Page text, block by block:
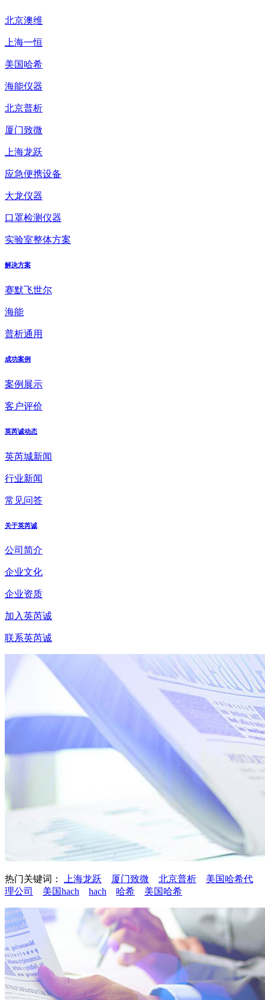
北京澳维
上海一恒
美国哈希
海能仪器
北京普析
厦门致微
上海龙跃
应急便携设备
大龙仪器
口罩检测仪器
实验室整体方案
解决方案
赛默飞世尔
海能
普析通用
成功案例
案例展示
客户评价
英芮诚动态
英芮城新闻
行业新闻
常见问答
关于英芮诚
公司简介
企业文化
企业资质
加入英芮诚
联系英芮诚
热门关键词： 上海龙跃 厦门致微 北京普析
美国哈希代
理公司
美国hach hach 哈希 美国哈希